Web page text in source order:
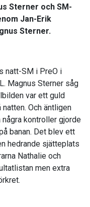
Sterner och SM-
Jan-Erik
Sterner.
natt-SM i PreO i
Magnus Sterner såg
var ett guld
Och äntligen
kontroller gjorde
banan. Det blev ett
hedrande sjätteplats
Nathalie och
men extra